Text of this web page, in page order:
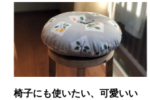
椅子にも使いたい、可愛いい